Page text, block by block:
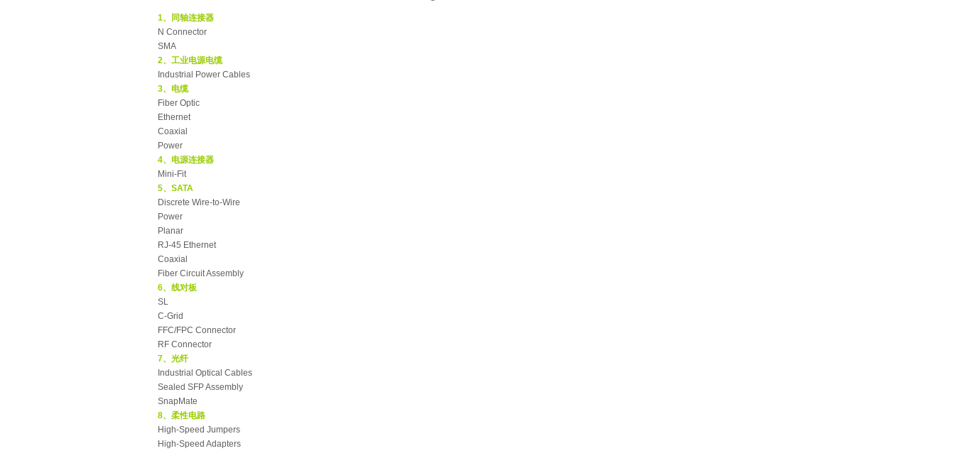
1、同轴连接器
N Connector
SMA
2、工业电源电缆
Industrial Power Cables
3、电缆
Fiber Optic
Ethernet
Coaxial
Power
4、电源连接器
Mini-Fit
5、SATA
Discrete Wire-to-Wire
Power
Planar
RJ-45 Ethernet
Coaxial
Fiber Circuit Assembly
6、线对板
SL
C-Grid
FFC/FPC Connector
RF Connector
7、光纤
Industrial Optical Cables
Sealed SFP Assembly
SnapMate
8、柔性电路
High-Speed Jumpers
High-Speed Adapters